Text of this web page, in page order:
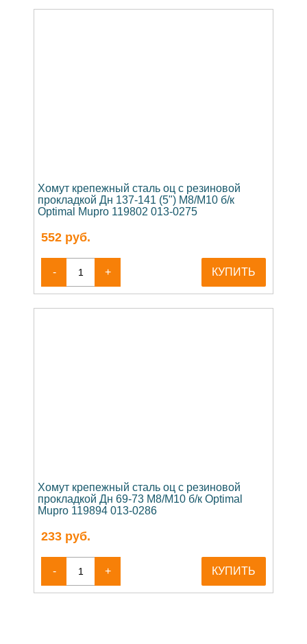
Хомут крепежный сталь оц с резиновой
прокладкой Дн 137-141 (5") М8/М10 б/к
Optimal Mupro 119802 013-0275
552 руб.
- + КУПИТЬ
Хомут крепежный сталь оц с резиновой
прокладкой Дн 69-73 М8/М10 б/к Optimal
Mupro 119894 013-0286
233 руб.
- + КУПИТЬ